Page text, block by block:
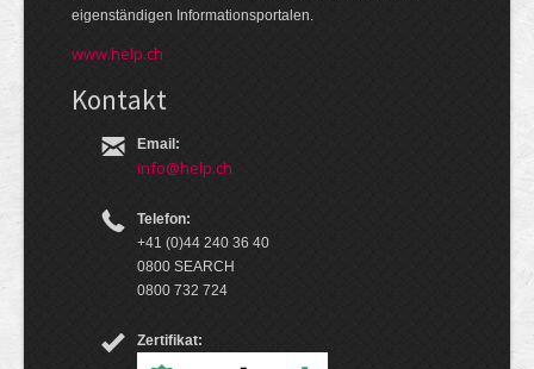
eigen­ständigen Infor­mations­por­talen.
www.help.ch
Kontakt
Email:
info@help.ch
Telefon:
+41 (0)44 240 36 40
0800 SEARCH
0800 732 724
Zertifikat: